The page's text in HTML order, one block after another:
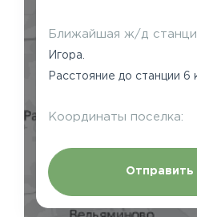
Ближайшая ж/д
Игора.
Расстояние до станции 6
Координаты поселка: